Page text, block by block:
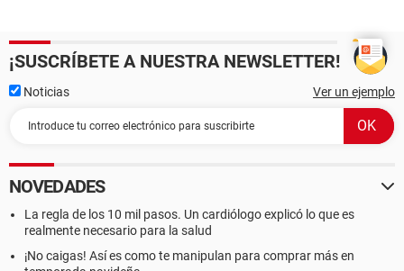
¡SUSCRÍBETE A NUESTRA NEWSLETTER!
Noticias Ver un ejemplo
NOVEDADES
La regla de los 10 mil pasos. Un cardiólogo explicó lo que es
realmente necesario para la salud
¡No caigas! Así es como te manipulan para comprar más en